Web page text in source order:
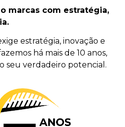
marcas com estratégia,
estratégia, inovação e
há mais de 10 anos,
seu verdadeiro potencial.